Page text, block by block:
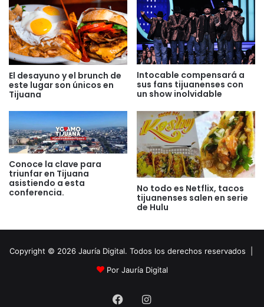
El desayuno y el brunch de
este lugar son únicos en
Tijuana
Intocable compensará a
sus fans tijuanenses con
un show inolvidable
Conoce la clave para
triunfar en Tijuana
asistiendo a esta
conferencia.
No todo es Netflix, tacos
tijuanenses salen en serie
de Hulu
Copyright © 2026 Jauría Digital. Todos los derechos reservados |
Por Jauría Digital
FacebookInstagram